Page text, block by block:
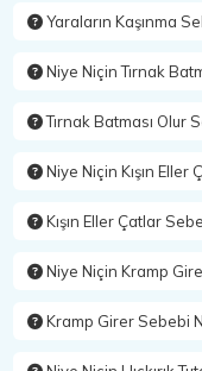
Yaraların Kaşınma
Niye Niçin Tırnak
Tırnak Batması Olur
Niye Niçin Kışın Eller
Kışın Eller Çatlar
Niye Niçin Kramp
Kramp Girer Sebebi